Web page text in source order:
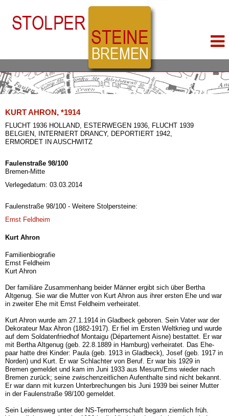
KURT AHRON, *1914
FLUCHT 1936 HOLLAND, ESTERWEGEN 1936, FLUCHT 1939
BELGIEN, INTERNIERT DRANCY, DEPORTIERT 1942,
ERMORDET IN AUSCHWITZ
Faulenstraße 98/100
Bremen-Mitte
Verlegedatum: 03.03.2014
Faulenstraße 98/100 - Weitere Stolpersteine:
Ernst Feldheim
Kurt Ahron
Familienbiografie
Ernst Feldheim
Kurt Ahron
Der familiäre Zusammenhang beider Männer ergibt sich über Bertha
Altgenug. Sie war die Mutter von Kurt Ahron aus ihrer ersten Ehe und war
in zweiter Ehe mit Ernst Feld­heim verheiratet.
Kurt Ahron wurde am 27.1.1914 in Gladbeck geboren. Sein Vater war der
Dekorateur Max Ahron (1882-1917). Er fiel im Ersten Weltkrieg und wurde
auf dem Soldatenfriedhof Montaigu (Département Aisne) bestattet. Er war
mit Bertha Altgenug (geb. 22.8.1889 in Hamburg) verheiratet. Das Ehe­
paar hatte drei Kinder: Paula (geb. 1913 in Gladbeck), Josef (geb. 1917 in
Norden) und Kurt. Er war Schlachter von Be­ruf. Er war bis 1929 in
Bremen gemeldet und kam im Juni 1933 aus Mesum/Ems wieder nach
Bremen zurück; seine zwischenzeitlichen Aufenthalte sind nicht bekannt.
Er war dann mit kurzen Unterbrechungen bis Juni 1939 bei seiner Mutter
in der Faulenstraße 98/100 gemeldet.
Sein Leidensweg unter der NS-Terrorherrschaft begann ziemlich früh.